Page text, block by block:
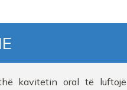
kavitetin oral të